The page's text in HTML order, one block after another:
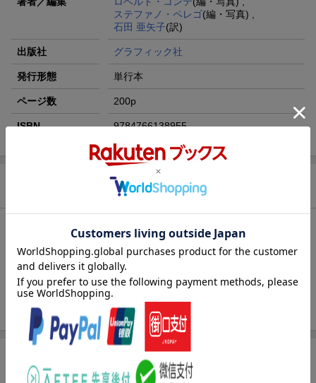
ステファノ・ペレゴ(編・写真) ,
石田 亜矢子(訳)
出版社 グラフィック社
発行形態 単行本
ページ数 200p
ISBN 9784766138955
内容紹介（JPROより）
生の素材や構造要素を優先するミニマリズムの美学を持つブルー
タリズムは、イタリアで独自の進化を遂げた。
本書では個人邸宅から教会、墓地など、イタリア全土を網羅した1
40点以上のコンクリート建造物を収録した他に類のない一冊。
商品レビュー（1件）